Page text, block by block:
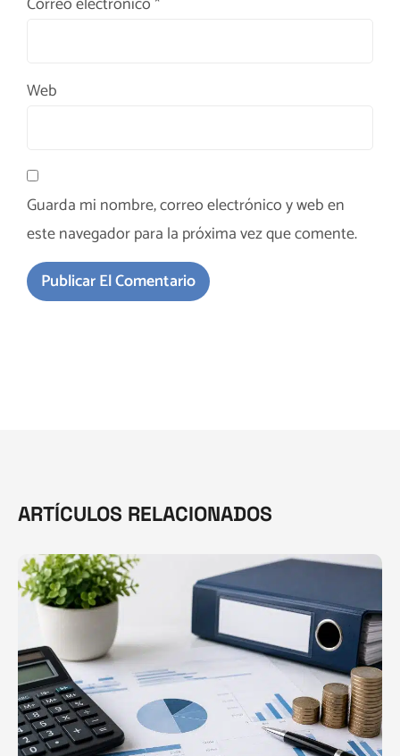
Web
Guarda mi nombre, correo electrónico y web en
este navegador para la próxima vez que comente.
ARTÍCULOS RELACIONADOS